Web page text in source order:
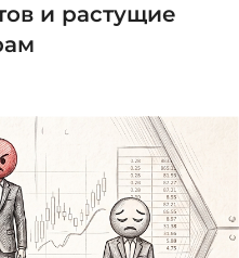
и растущие